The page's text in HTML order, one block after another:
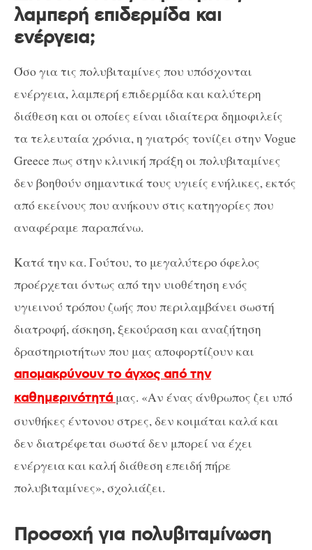
λαμπερή επιδερμίδα και
ενέργεια;
Όσο για τις πολυβιταμίνες που υπόσχονται
ενέργεια, λαμπερή επιδερμίδα και καλύτερη
διάθεση και οι οποίες είναι ιδιαίτερα δημοφιλείς
τα τελευταία χρόνια, η γιατρός τονίζει στην Vogue
Greece πως στην κλινική πράξη οι πολυβιταμίνες
δεν βοηθούν σημαντικά τους υγιείς ενήλικες, εκτός
από εκείνους που ανήκουν στις κατηγορίες που
αναφέραμε παραπάνω.
Κατά την κα. Γούτου, το μεγαλύτερο όφελος
προέρχεται όντως από την υιοθέτηση ενός
υγιεινού τρόπου ζωής που περιλαμβάνει σωστή
διατροφή, άσκηση, ξεκούραση και αναζήτηση
δραστηριοτήτων που μας αποφορτίζουν και
απομακρύνουν το άγχος από την
καθημερινότητά μας. «Αν ένας άνθρωπος ζει υπό
συνθήκες έντονου στρες, δεν κοιμάται καλά και
δεν διατρέφεται σωστά δεν μπορεί να έχει
ενέργεια και καλή διάθεση επειδή πήρε
πολυβιταμίνες», σχολιάζει.
Προσοχή για πολυβιταμίνωση